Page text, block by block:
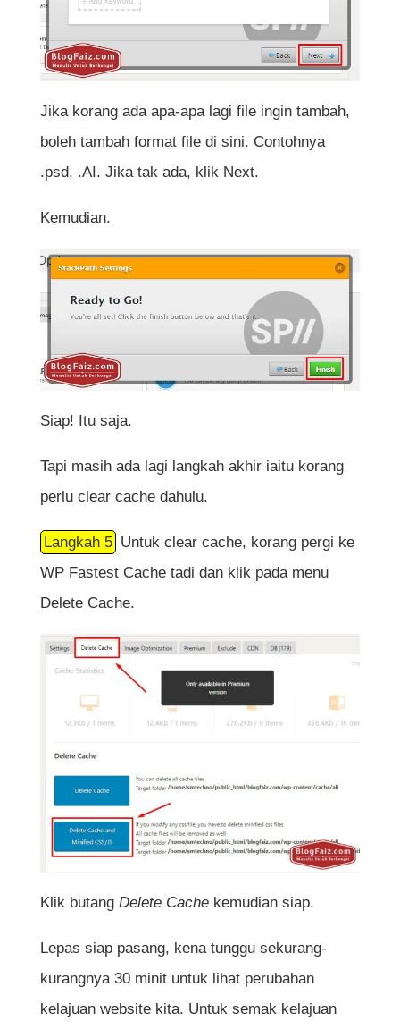
Jika korang ada apa-apa lagi file ingin tambah,
boleh tambah format file di sini. Contohnya
.psd, .AI. Jika tak ada, klik Next.
Kemudian.
Siap! Itu saja.
Tapi masih ada lagi langkah akhir iaitu korang
perlu clear cache dahulu.
Langkah 5 Untuk clear cache, korang pergi ke
WP Fastest Cache tadi dan klik pada menu
Delete Cache.
Klik butang Delete Cachekemudian siap.
Lepas siap pasang, kena tunggu sekurang-
kurangnya 30 minit untuk lihat perubahan
kelajuan website kita. Untuk semak kelajuan